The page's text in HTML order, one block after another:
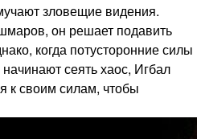
зловещие видения.
он решает подавить
когда потусторонние силы
сеять хаос, Игбал
к своим силам, чтобы